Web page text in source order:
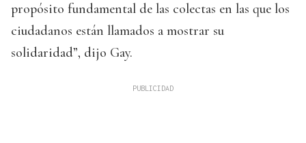
propósito fundamental de las colectas en las que los
ciudadanos están llamados a mostrar su
solidaridad”, dijo Gay.